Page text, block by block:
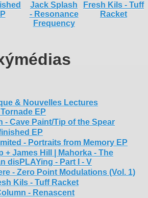
& Nouvelles Lectures
EP
- Cave Paint/Tip of the Spear
EP
- Portraits from Memory EP
+ James Hill | Mahorka - The
disPLAYing - Part I - V
- Zero Point Modulations (Vol. 1)
Kils - Tuff Racket
- Renascent